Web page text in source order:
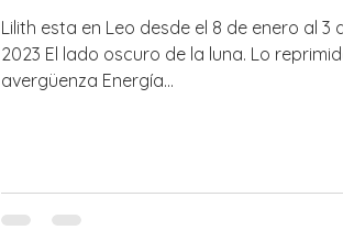
Lilith esta en Leo desde el 8 de enero al 3
2023 El lado oscuro de la luna. Lo
avergüenza Energía...